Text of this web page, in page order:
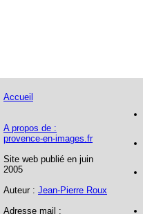
Accueil
A propos de :
provence-en-images.fr
Site web publié en juin
2005
Auteur : Jean-Pierre Roux
Adresse mail :